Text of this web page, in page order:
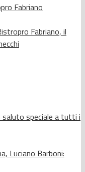
Fabriano
Fabriano, il
saluto speciale a tutti i
Luciano Barboni: